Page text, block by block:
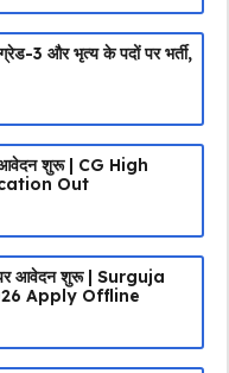
3 और भृत्य के पदों पर भर्ती,
आवेदन शुरू | CG High
Out
पर आवेदन शुरू | Surguja
Apply Offline